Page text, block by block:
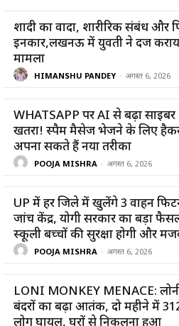
शादी का वादा, शारीरिक संबंध और
इनकार,लखनऊ में युवती ने दर्ज
मामला
HIMANSHU PANDEY - अगस्त 6, 2026
WHATSAPP पर AI से बढ़ा साइबर
खतरा! स्पैम मैसेज भेजने के लिए
अपना सकते हैं नया तरीका
POOJA MISHRA - अगस्त 6, 2026
UP में हर जिले में खुलेंगे 3 वाहन
जांच केंद्र, योगी सरकार का बड़ा
स्कूली बच्चों की सुरक्षा होगी और
POOJA MISHRA - अगस्त 6, 2026
LONI MONKEY MENACE:
बंदरों का बढ़ा आतंक, दो महीने में